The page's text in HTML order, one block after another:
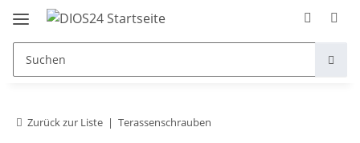
Zurück zur Liste Terassenschrauben